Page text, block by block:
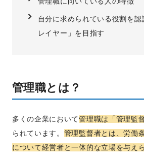
自分に求められている役割を
レイヤー」を目指す
管理職とは？
多くの企業において管理職は「管理監
られています。 管理監督者とは、労働
について経営者と一体的な立場を与え